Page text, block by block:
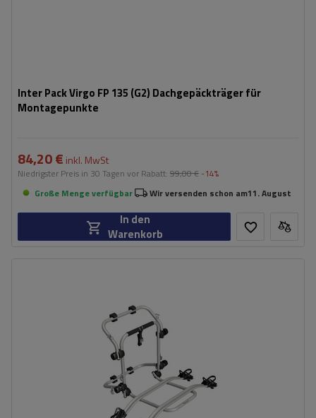
Inter Pack Virgo FP 135 (G2) Dachgepäckträger für
Montagepunkte
84,20 € inkl. MwSt
Niedrigster Preis in 30 Tagen vor Rabatt: 99,00 € -14%
Große Menge verfügbar
Wir versenden schon am11. August
In den
Warenkorb
45 kg
kompatibel mit Elektrofahrrädern
Aluminiumkonstruktion